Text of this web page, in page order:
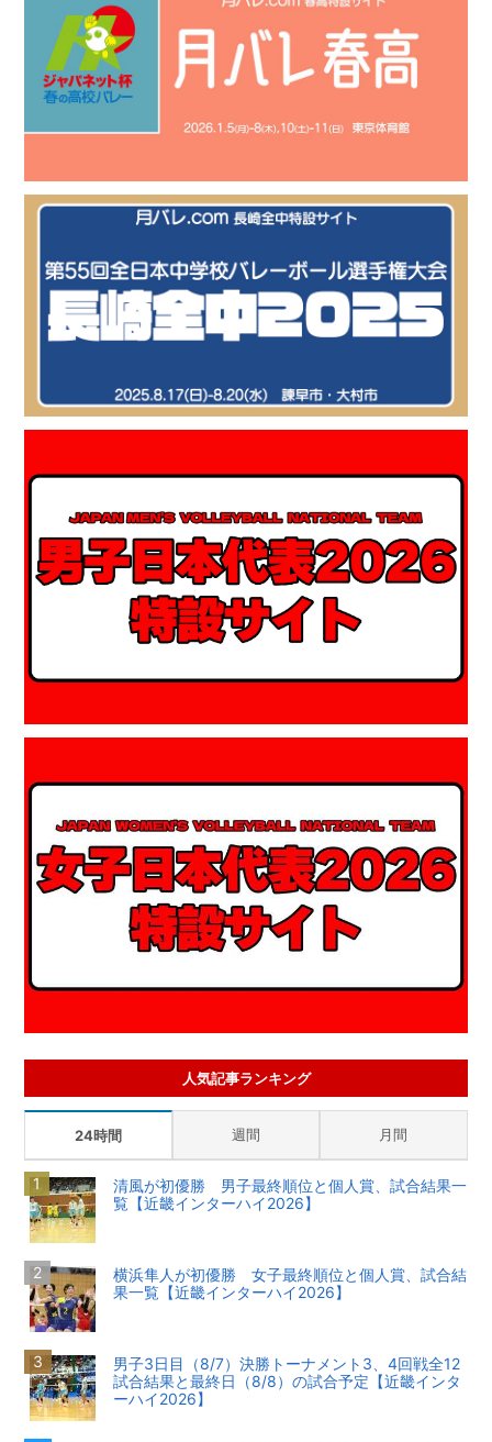
人気記事ランキング
24時間 週間 月間
清風が初優勝 男子最終順位と個人賞、試合結果一
覧【近畿インターハイ2026】
横浜隼人が初優勝 女子最終順位と個人賞、試合結
果一覧【近畿インターハイ2026】
男子3日目（8/7）決勝トーナメント3、4回戦全12
試合結果と最終日（8/8）の試合予定【近畿インタ
ーハイ2026】